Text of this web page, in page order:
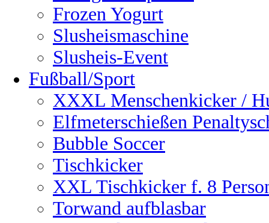
Frozen Yogurt
Slusheismaschine
Slusheis-Event
Fußball/Sport
XXXL Menschenkicker /
Elfmeterschießen
Bubble Soccer
Tischkicker
XXL Tischkicker f. 8
Torwand aufblasbar